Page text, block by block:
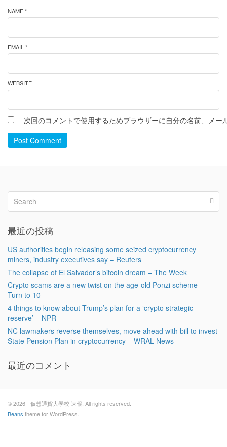
NAME *
EMAIL *
WEBSITE
次回のコメントで使用するためブラウザーに自分の名前、メー
Post Comment
最近の投稿
US authorities begin releasing some seized cryptocurrency
miners, industry executives say – Reuters
The collapse of El Salvador’s bitcoin dream – The Week
Crypto scams are a new twist on the age-old Ponzi scheme –
Turn to 10
4 things to know about Trump’s plan for a ‘crypto strategic
reserve’ – NPR
NC lawmakers reverse themselves, move ahead with bill to invest
State Pension Plan in cryptocurrency – WRAL News
最近のコメント
© 2026 - 仮想通貨大學校 速報. All rights reserved.
Beans theme for WordPress.